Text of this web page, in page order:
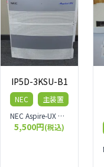
IP5D-3KSU-B1
NEC
主装置
NEC Aspire-UX 主装置 IP5D-3KSU-B１
5,500円(税込)